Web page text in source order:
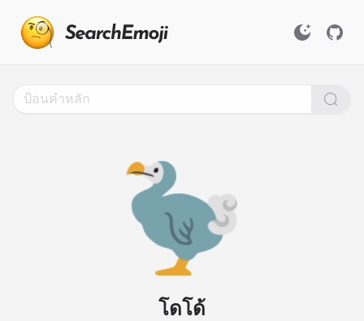
🦤
โดโด้